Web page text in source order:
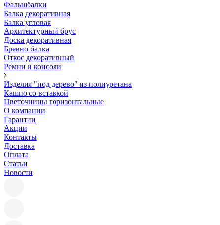
Фальшбалки
Балка декоративная
Балка угловая
Архитектурный брус
Доска декоративная
Бревно-балка
Откос декоративный
Ремни и консоли
Изделия "под дерево" из полиуретана
Кашпо со вставкой
Цветочницы горизонтальные
О компании
Гарантии
Акции
Контакты
Доставка
Оплата
Статьи
Новости